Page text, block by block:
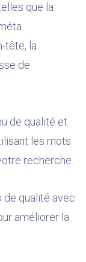
que la
tête, la
de
de qualité et
les mots
recherche.
de qualité avec
améliorer la